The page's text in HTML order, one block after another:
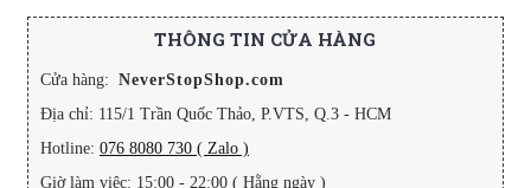
THÔNG TIN CỬA HÀNG
Cửa hàng: NeverStopShop.com
Địa chỉ: 115/1 Trần Quốc Thảo, P.VTS, Q.3 - HCM
Hotline: 076 8080 730 ( Zalo )
Giờ làm việc: 15:00 - 22:00 ( Hằng ngày )